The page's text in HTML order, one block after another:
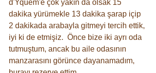
d'Yquem'e çok yakın da olsak 15
dakika yürümekle 13 dakika şarap içip
2 dakikada arabayla gitmeyi tercih ettik,
iyi ki de etmişiz.  Önce bize iki ayrı oda
tutmuştum, ancak bu aile odasının
manzarasını görünce dayanamadım,